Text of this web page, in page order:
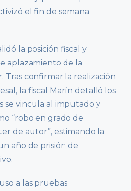
el fin de semana
la posición fiscal y
aplazamiento de la
Tras confirmar la realización
la fiscal Marín detalló los
se vincula al imputado y
“robo en grado de
de autor”, estimando la
año de prisión de
a las pruebas